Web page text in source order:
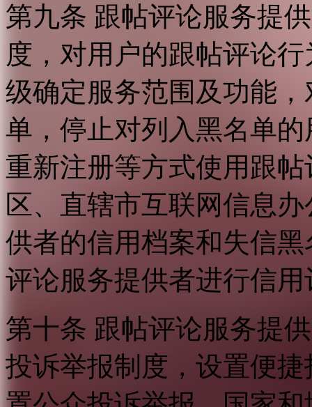
第九条 跟帖评论服务提
度，对用户的跟帖评论
级确定服务范围及功能
单，停止对列入黑名单
重新注册等方式使用跟
区、直辖市互联网信息
供者的信用档案和失信
评论服务提供者进行信用
第十条 跟帖评论服务提
投诉举报制度，设置便